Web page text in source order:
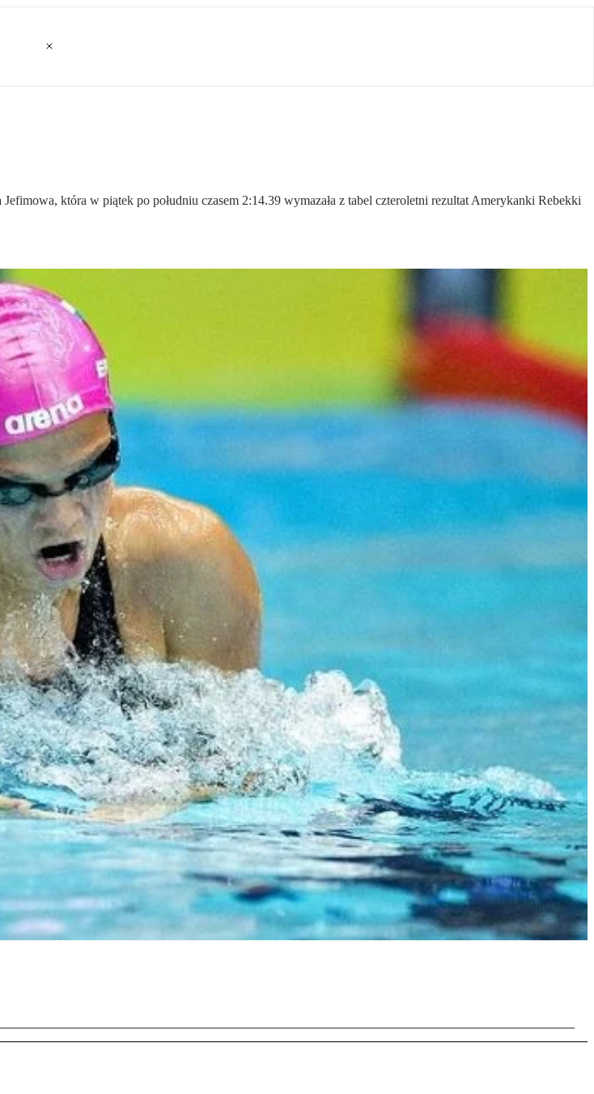
która w piątek po południu czasem 2:14.39 wymazała z tabel czteroletni rezultat Amerykanki Rebekki